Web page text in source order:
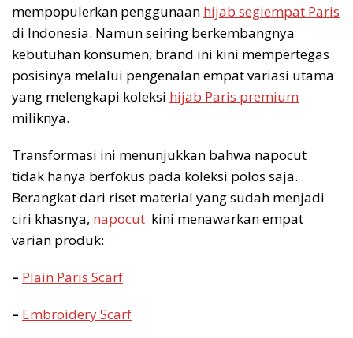
mempopulerkan penggunaan hijab segiempat Paris
di Indonesia. Namun seiring berkembangnya
kebutuhan konsumen, brand ini kini mempertegas
posisinya melalui pengenalan empat variasi utama
yang melengkapi koleksi hijab Paris premium
miliknya.
Transformasi ini menunjukkan bahwa napocut
tidak hanya berfokus pada koleksi polos saja.
Berangkat dari riset material yang sudah menjadi
ciri khasnya, napocut kini menawarkan empat
varian produk:
– Plain Paris Scarf
– Embroidery Scarf